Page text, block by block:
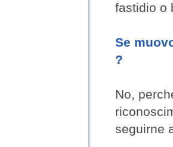
fastidio o
Se
?
No,
seguirne